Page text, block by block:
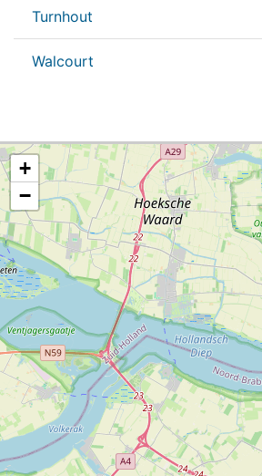
Turnhout
Walcourt
+
−